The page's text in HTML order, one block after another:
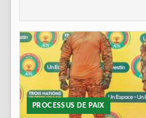
PROCESSUS DE PAIX